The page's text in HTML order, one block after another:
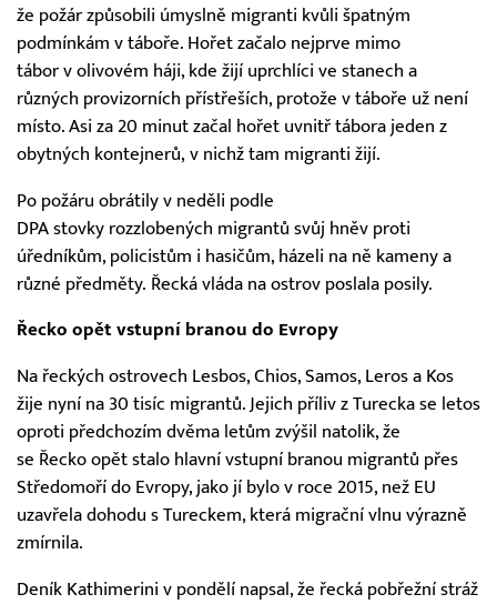
že požár způsobili úmyslně migranti kvůli špatným
podmínkám v táboře. Hořet začalo nejprve mimo
tábor v olivovém háji, kde žijí uprchlíci ve stanech a
různých provizorních přístřeších, protože v táboře už není
místo. Asi za 20 minut začal hořet uvnitř tábora jeden z
obytných kontejnerů, v nichž tam migranti žijí.
Po požáru obrátily v neděli podle
DPA stovky rozzlobených migrantů svůj hněv proti
úředníkům, policistům i hasičům, házeli na ně kameny a
různé předměty. Řecká vláda na ostrov poslala posily.
Řecko opět vstupní branou do Evropy
Na řeckých ostrovech Lesbos, Chios, Samos, Leros a Kos
žije nyní na 30 tisíc migrantů. Jejich příliv z Turecka se letos
oproti předchozím dvěma letům zvýšil natolik, že
se Řecko opět stalo hlavní vstupní branou migrantů přes
Středomoří do Evropy, jako jí bylo v roce 2015, než EU
uzavřela dohodu s Tureckem, která migrační vlnu výrazně
zmírnila.
Deník Kathimerini v pondělí napsal, že řecká pobřežní stráž